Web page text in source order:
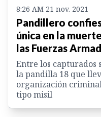
8:26 AM 21 nov. 2021
Pandillero
única en la
las Fuerzas
Entre los capturados
la pandilla 18 que
organización
tipo misil